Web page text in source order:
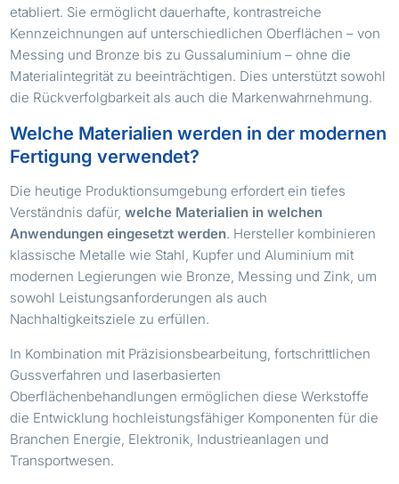
etabliert. Sie ermöglicht dauerhafte, kontrastreiche
Kennzeichnungen auf unterschiedlichen Oberflächen – von
Messing und Bronze bis zu Gussaluminium – ohne die
Materialintegrität zu beeinträchtigen. Dies unterstützt sowohl
die Rückverfolgbarkeit als auch die Markenwahrnehmung.
Welche Materialien werden in der modernen
Fertigung verwendet?
Die heutige Produktionsumgebung erfordert ein tiefes
Verständnis dafür,welche Materialien in welchen
Anwendungen eingesetzt werden. Hersteller kombinieren
klassische Metalle wie Stahl, Kupfer und Aluminium mit
modernen Legierungen wie Bronze, Messing und Zink, um
sowohl Leistungsanforderungen als auch
Nachhaltigkeitsziele zu erfüllen.
In Kombination mit Präzisionsbearbeitung, fortschrittlichen
Gussverfahren und laserbasierten
Oberflächenbehandlungen ermöglichen diese Werkstoffe
die Entwicklung hochleistungsfähiger Komponenten für die
Branchen Energie, Elektronik, Industrieanlagen und
Transportwesen.